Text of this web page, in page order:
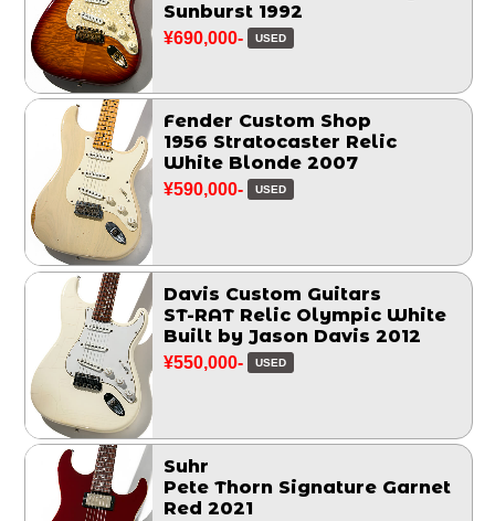
Sunburst 1992
¥690,000- USED
Fender Custom Shop
1956 Stratocaster Relic
White Blonde 2007
¥590,000- USED
Davis Custom Guitars
ST-RAT Relic Olympic White
Built by Jason Davis 2012
¥550,000- USED
Suhr
Pete Thorn Signature Garnet
Red 2021